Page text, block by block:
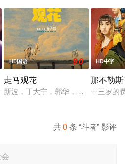
exploits of her more experienced
HD国语 9.0
走马观花
新波，丁大宁，郭华，程一木他们毕
HD中字
那不勒
十三岁的
共0 条 “斗者” 影评